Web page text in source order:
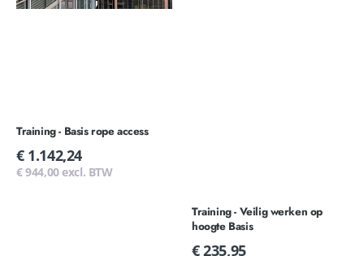
Training - Basis rope access
Normale
prijs
€ 1.142,24
€ 944,00 excl. BTW
Training - Veilig werken op
hoogte Basis
Normale
€ 235,95